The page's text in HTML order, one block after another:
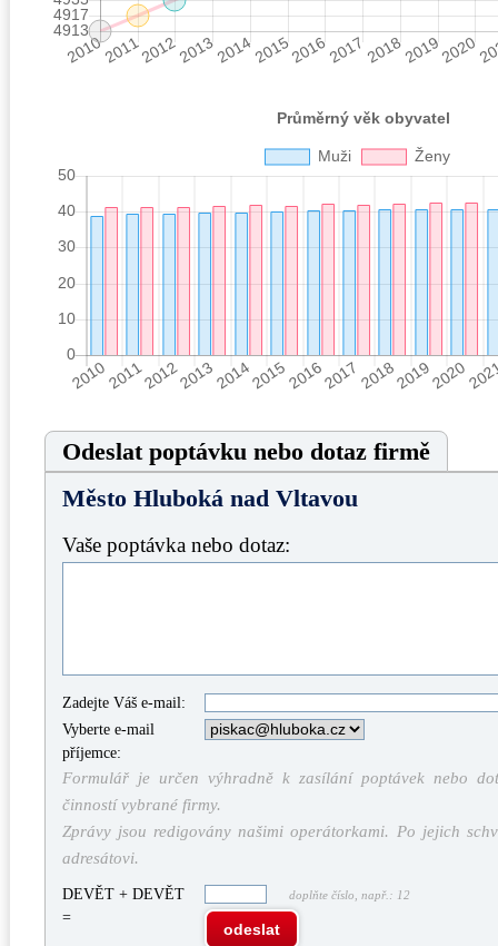
Odeslat poptávku nebo dotaz firmě
Město Hluboká nad Vltavou
Vaše poptávka nebo dotaz:
Zadejte Váš e-mail:
Vyberte e-mail
příjemce:
Formulář je určen výhradně k zasílání poptávek nebo
činností vybrané firmy.
Zprávy jsou redigovány našimi operátorkami. Po jejich
adresátovi.
DEVĚT + DEVĚT
=
doplňte číslo, např.: 12
odeslat